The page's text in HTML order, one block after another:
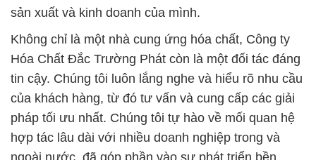
của khách hàng, từ đó tư vấn và cung cấp các giải
pháp tối ưu nhất. Chúng tôi tự hào về mối quan hệ
hợp tác lâu dài với nhiều doanh nghiệp trong và
ngoài nước, đã góp phần vào sự phát triển bền
vững của họ.
Chất lượng, đáng tin cậy, và sự chuyên nghiệp luôn
là những giá trị cốt lõi mà chúng tôi đặt lên hàng
đầu. Chúng tôi cam kết tiếp tục phục vụ khách hàng